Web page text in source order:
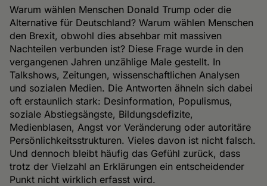
Warum wählen Menschen Donald Trump oder die
Alternative für Deutschland? Warum wählen Menschen
den Brexit, obwohl dies absehbar mit massiven
Nachteilen verbunden ist? Diese Frage wurde in den
vergangenen Jahren unzählige Male gestellt. In
Talkshows, Zeitungen, wissenschaftlichen Analysen
und sozialen Medien. Die Antworten ähneln sich dabei
oft erstaunlich stark: Desinformation, Populismus,
soziale Abstiegsängste, Bildungsdefizite,
Medienblasen, Angst vor Veränderung oder autoritäre
Persönlichkeitsstrukturen. Vieles davon ist nicht falsch.
Und dennoch bleibt häufig das Gefühl zurück, dass
trotz der Vielzahl an Erklärungen ein entscheidender
Punkt nicht wirklich erfasst wird.